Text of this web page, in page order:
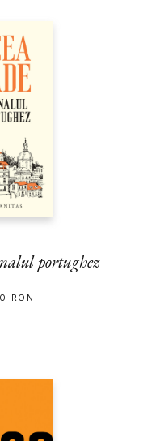
portughez
RON